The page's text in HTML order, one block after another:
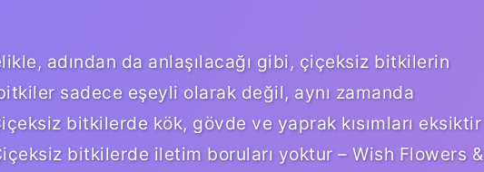
adından da anlaşılacağı gibi, çiçeksiz bitkilerin
sadece eşeyli olarak değil, aynı zamanda
bitkilerde kök, gövde ve yaprak kısımları eksiktir
bitkilerde iletim boruları yoktur – Wish Flowers &